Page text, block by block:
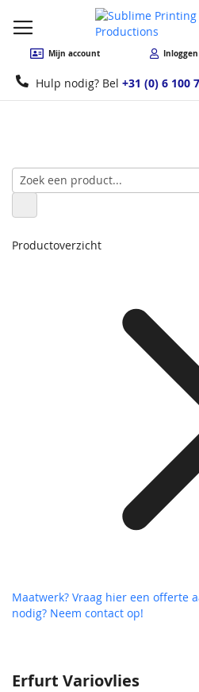
Mijn account Inloggen
Hulp nodig? Bel +31 (0) 6 100
Erfurt Variovlies
Productoverzicht
Maatwerk? Vraag hier een offerte
nodig? Neem contact op!